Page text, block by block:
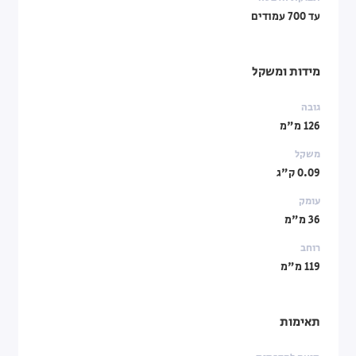
עד 700 עמודים
מידות ומשקל
גובה
126 מ"מ
משקל
0.09 ק"ג
עומק
36 מ"מ
רוחב
119 מ"מ
תאימות